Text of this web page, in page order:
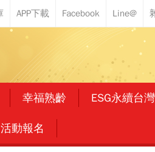
幸福熟齡 ESG永續台灣
活動報名